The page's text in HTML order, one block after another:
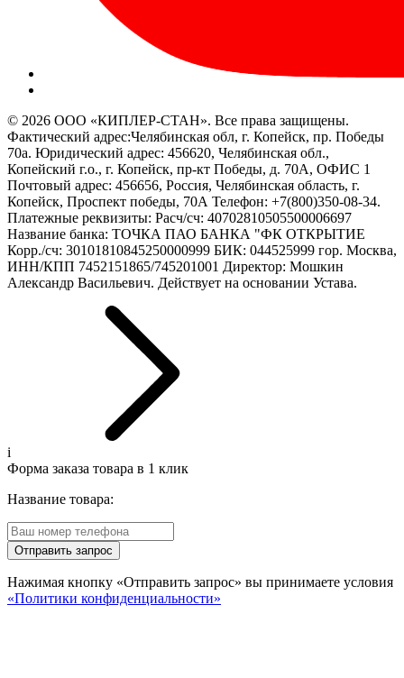
© 2026 ООО «КИПЛЕР-СТАН». Все права защищены.
Фактический адрес:Челябинская обл, г. Копейск, пр. Победы
70а. Юридический адрес: 456620, Челябинская обл.,
Копейский г.о., г. Копейск, пр-кт Победы, д. 70А, ОФИС 1
Почтовый адрес: 456656, Россия, Челябинская область, г.
Копейск, Проспект победы, 70А Телефон: +7(800)350-08-34.
Платежные реквизиты: Расч/сч: 40702810505500006697
Название банка: ТОЧКА ПАО БАНКА "ФК ОТКРЫТИЕ
Корр./сч: 30101810845250000999 БИК: 044525999 гор. Москва,
ИНН/КПП 7452151865/745201001 Директор: Мошкин
Александр Васильевич. Действует на основании Устава.
i
Форма заказа товара в 1 клик
Название товара:
Отправить запрос
Нажимая кнопку «Отправить запрос» вы принимаете условия
«Политики конфиденциальности»